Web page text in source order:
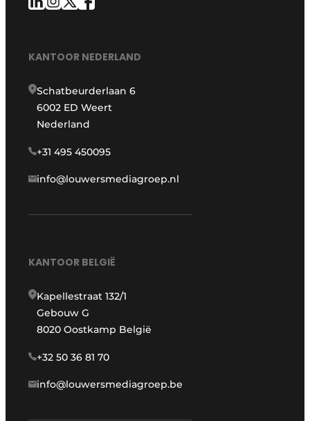
KANTOOR NEDERLAND
Schatbeurderlaan 6
6002 ED Weert
Nederland
+31 495 450095
info@louwersmediagroep.nl
KANTOOR BELGIË
Kapellestraat 132/1
Gebouw G
8020 Oostkamp België
+32 50 36 81 70
info@louwersmediagroep.be